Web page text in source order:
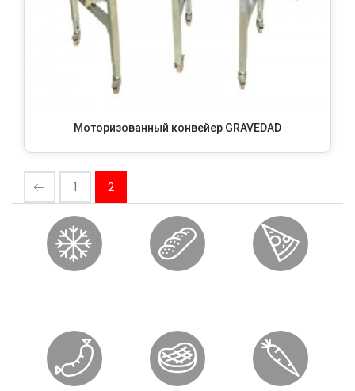
Моторизованный конвейер GRAVEDAD
1 2